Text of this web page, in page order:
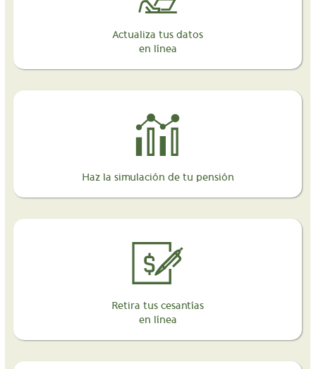
Actualiza tus datos
en línea
Haz la simulación de tu pensión
Retira tus cesantías
en línea